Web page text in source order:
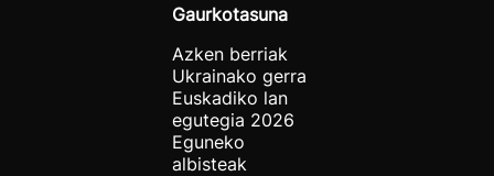
Gaurkotasuna
Azken berriak
Ukrainako gerra
Euskadiko lan
egutegia 2026
Eguneko
albisteak